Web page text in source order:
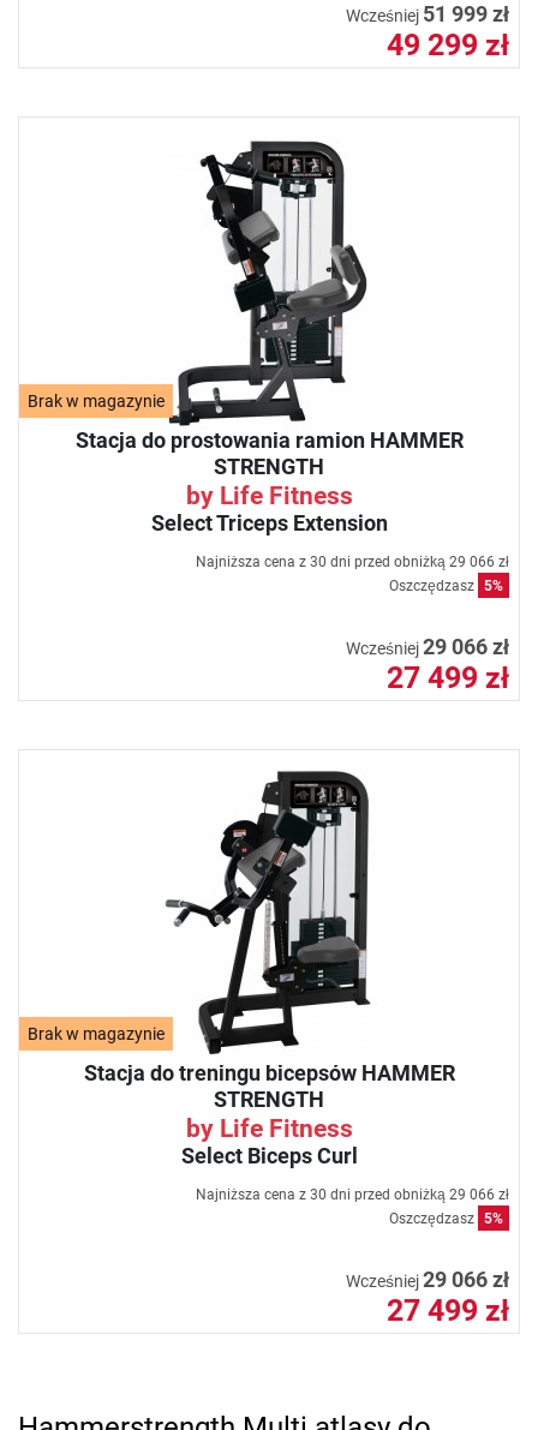
Wcześniej 51 999 zł
49 299 zł
Brak w magazynie
Stacja do prostowania ramion HAMMER
STRENGTH
by Life Fitness
Select Triceps Extension
Najniższa cena z 30 dni przed obniżką 29 066 zł
Oszczędzasz 5%
Wcześniej29 066 zł
27 499 zł
Brak w magazynie
Stacja do treningu bicepsów HAMMER
STRENGTH
by Life Fitness
Select Biceps Curl
Najniższa cena z 30 dni przed obniżką 29 066 zł
Oszczędzasz 5%
Wcześniej29 066 zł
27 499 zł